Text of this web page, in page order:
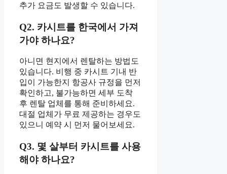
추가 요금도 발생할 수 있습니다.
Q2. 카시트를 한국에서 가져
가야 하나요?
아니면 현지에서 렌탈하는 방법도
있습니다. 비행 중 카시트 기내 반
입이 가능한지 항공사 규정을 먼저
확인하고, 불가능하면 세부 도착
후 렌탈 업체를 통해 준비하세요.
대절 업체가 무료 제공하는 경우도
있으니 예약 시 먼저 물어보세요.
Q3. 몇 살부터 카시트를 사용
해야 하나요?